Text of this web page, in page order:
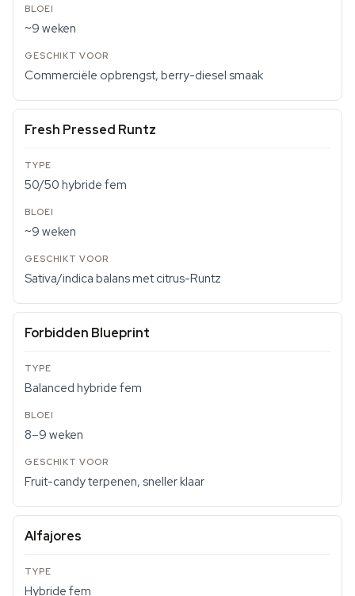
~9 weken
Commerciële opbrengst, berry-diesel smaak
Fresh Pressed Runtz
50/50 hybride fem
~9 weken
Sativa/indica balans met citrus-Runtz
Forbidden Blueprint
Balanced hybride fem
8–9 weken
Fruit-candy terpenen, sneller klaar
Alfajores
Hybride fem